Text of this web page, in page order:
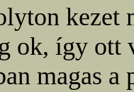
kezet
ok, így ott
magas a